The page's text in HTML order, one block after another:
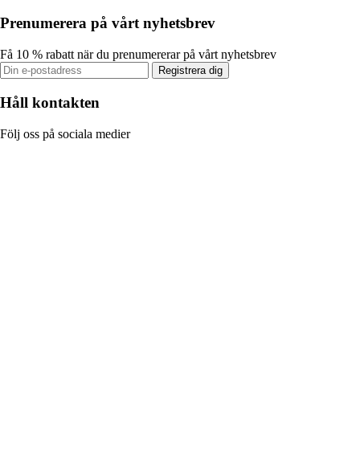
Prenumerera på vårt nyhetsbrev
Få 10 % rabatt när du prenumererar på vårt nyhetsbrev
Registrera dig
Håll kontakten
Följ oss på sociala medier